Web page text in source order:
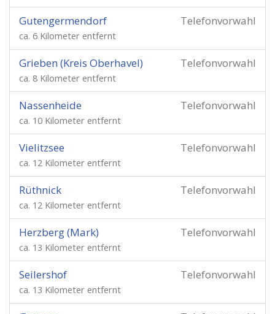
Telefonvorwahl
Gutengermendorf
ca. 6 Kilometer entfernt
Telefonvorwahl
Grieben (Kreis Oberhavel)
ca. 8 Kilometer entfernt
Telefonvorwahl
Nassenheide
ca. 10 Kilometer entfernt
Telefonvorwahl
Vielitzsee
ca. 12 Kilometer entfernt
Telefonvorwahl
Rüthnick
ca. 12 Kilometer entfernt
Telefonvorwahl
Herzberg (Mark)
ca. 13 Kilometer entfernt
Telefonvorwahl
Seilershof
ca. 13 Kilometer entfernt